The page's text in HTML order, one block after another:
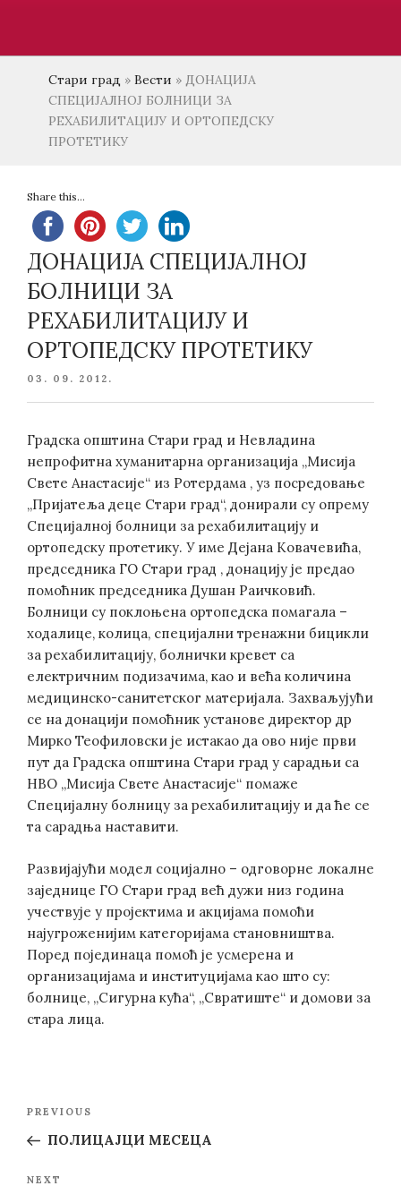
Стари град » Вести » ДОНАЦИЈА
СПЕЦИЈАЛНОЈ БОЛНИЦИ ЗА
РЕХАБИЛИТАЦИЈУ И ОРТОПЕДСКУ
ПРОТЕТИКУ
Share this...
ДОНАЦИЈА СПЕЦИЈАЛНОЈ
БОЛНИЦИ ЗА
РЕХАБИЛИТАЦИЈУ И
ОРТОПЕДСКУ ПРОТЕТИКУ
POSTED
03. 09. 2012.
Градска општина Стари град и Невладина
непрофитна хуманитарна организација „Мисија
Свете Анастасије“ из Ротердама , уз посредовање
„Пријатеља деце Стари град“, донирали су опрему
Специјалној болници за рехабилитацију и
ортопедску протетику. У име Дејана Ковачевића,
председника ГО Стари град , донацију је предао
помоћник председника Душан Раичковић.
Болници су поклоњена ортопедска помагала –
ходалице, колица, специјални тренажни бицикли
за рехабилитацију, болнички кревет са
електричним подизачима, као и већа количина
медицинско-санитетског материјала. Захваљујући
се на донацији помоћник установе директор др
Мирко Теофиловски је истакао да ово није први
пут да Градска општина Стари град у сарадњи са
НВО „Мисија Свете Анастасије“ помаже
Специјалну болницу за рехабилитацију и да ће се
та сарадња наставити.
Развијајући модел социјално – одговорне локалне
заједнице ГО Стари град већ дужи низ година
учествује у пројектима и акцијама помоћи
најугроженијим категоријама становништва.
Поред појединаца помоћ је усмерена и
организацијама и институцијама као што су:
болнице, „Сигурна кућа“, „Свратиште“ и домови за
стара лица.
Post
Previous
Post
PREVIOUS
ПОЛИЦАЈЦИ МЕСЕЦА
Next
NEXT